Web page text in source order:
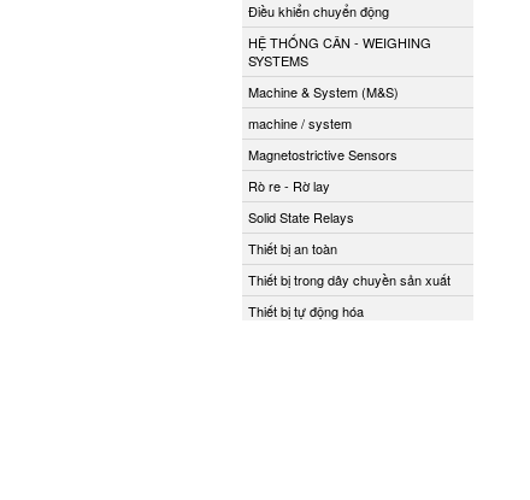
Điều khiển chuyển động
HỆ THỐNG CÂN - WEIGHING
SYSTEMS
Machine & System (M&S)
machine / system
Magnetostrictive Sensors
Rò re - Rờ lay
Solid State Relays
Thiết bị an toàn
Thiết bị trong dây chuyền sản xuất
Thiết bị tự động hóa